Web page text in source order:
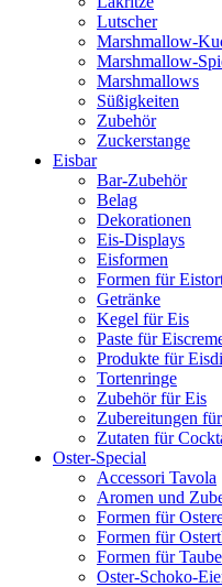
Lutscher
Marshmallow-
Marshmallow-
Marshmallows
Süßigkeiten
Zubehör
Zuckerstange
Eisbar
Bar-Zubehör
Belag
Dekorationen
Eis-Displays
Eisformen
Formen für
Getränke
Kegel für Eis
Paste für
Produkte für
Tortenringe
Zubehör für Eis
Zubereitungen
Zutaten für
Oster-Special
Accessori Tavola
Aromen und
Formen für
Formen für
Formen für
Oster-Schoko-